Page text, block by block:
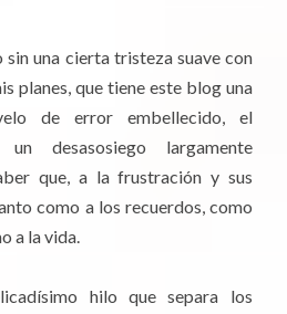
sin una cierta tristeza suave con
planes, que tiene este blog una
de error embellecido, el
desasosiego largamente
que, a la frustración y sus
como a los recuerdos, como
a la vida.
hilo que separa los